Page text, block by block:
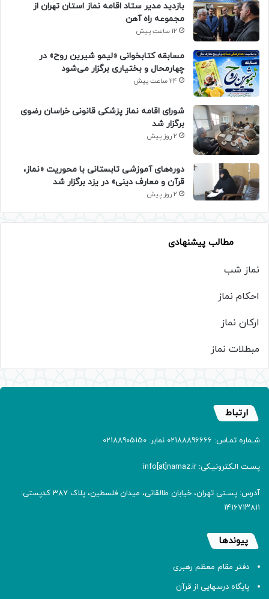
بازدید مدیر ستاد اقامه نماز استان تهران از
مجموعه راه آهن
12 ساعت پیش
مسابقه کتابخوانی «لیمو شیرین روح» در
چهارمحال و بختیاری برگزار می‌شود
24 ساعت پیش
شورای اقامه نماز پزشکی قانونی خراسان رضوی
برگزار شد
2 روز پیش
دوره‌های آموزشی تابستانی با محوریت «نماز،
قرآن و معارف دینی» در یزد برگزار شد
2 روز پیش
مطالب پیشنهادی
نماز شب
احکام نماز
ارکان نماز
مبطلات نماز
ارتباط
شـماره تمـاس: 02188896666 نمابر: 02188905150
پسـت الـکترونیـکی: info[at]namaz.ir
آدرس: پسـتی تهران، خیابان طالقانی، میدان فلسطین، پلاک 387 کدپستی:
۱۴۱۶۷۱۳۸۱۱
پیوندها
دفتر مقام معظم رهبری
پایگاه درسهایی از قرآن